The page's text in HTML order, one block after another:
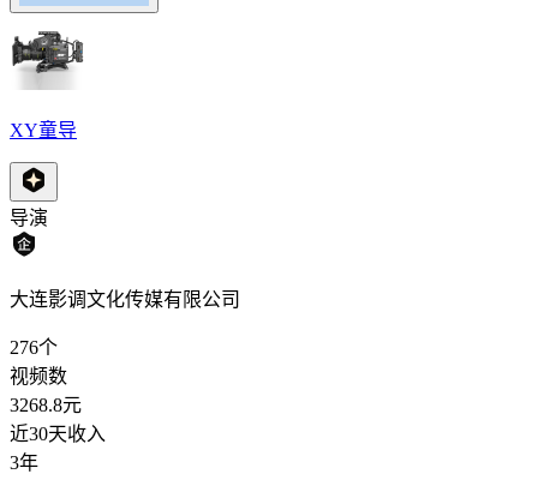
XY童导
导演
大连影调文化传媒有限公司
276个
视频数
3268.8元
近30天收入
3年